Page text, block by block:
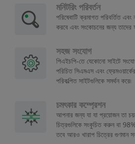
মনিটরিং পরিবর্তন
পরিষেবাটি ক্রমাগত পরিবর্তিত
করবে এবং সংকোচনের জন্য তাদের
সহজ সংযোগ
পিএইচপি-তে যেকোনো সাইটে
পরিচিত সিএমএস এবং
পরিকল্পিত সাইটগুলিকে সমর্থন করে৷
চমৎকার কম্প্রেশন
আপনার জন্য যা যা প্রয়োজন তা
চিত্রগুলিকে সংকুচিত করুন বা
তবে আরও খারাপ চিত্রের গুণমান